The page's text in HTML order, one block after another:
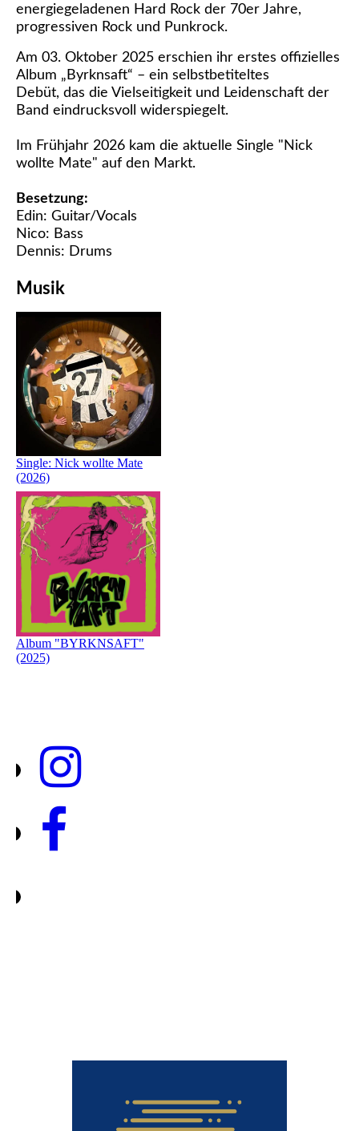
energiegeladenen Hard Rock der 70er Jahre,
progressiven Rock und Punkrock.
Am 03. Oktober 2025 erschien ihr erstes offizielles
Album „Byrknsaft“ – ein selbstbetiteltes
Debüt, das die Vielseitigkeit und Leidenschaft der
Band eindrucksvoll widerspiegelt.
Im Frühjahr 2026 kam die aktuelle Single "Nick
wollte Mate" auf den Markt.
Besetzung:
Edin: Guitar/Vocals
Nico: Bass
Dennis: Drums
Musik
Single: Nick wollte Mate
(2026)
Album "BYRKNSAFT"
(2025)